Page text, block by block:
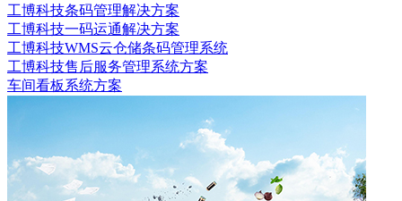
工博科技条码管理解决方案
工博科技一码运通解决方案
工博科技WMS云仓储条码管理系统
工博科技售后服务管理系统方案
车间看板系统方案